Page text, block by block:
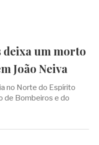
um morto
João Neiva
no Norte do Espírito
de Bombeiros e do